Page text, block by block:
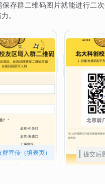
保存群二维码图片就能进行二
。
群宣传（填表页） 提交后